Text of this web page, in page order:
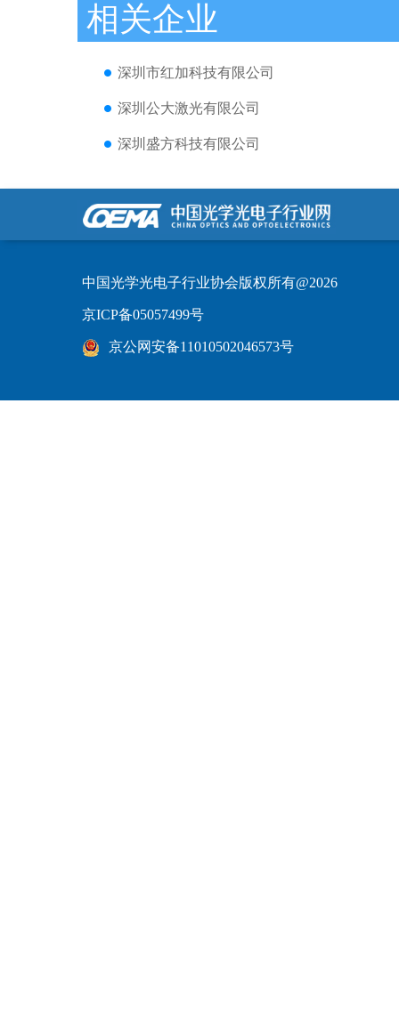
相关企业
深圳市红加科技有限公司
深圳公大激光有限公司
深圳盛方科技有限公司
中国光学光电子行业协会版权所有@2026
京ICP备05057499号
京公网安备11010502046573号